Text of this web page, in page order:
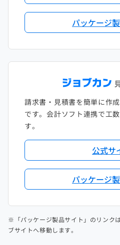
パッケージ
請求書・見積書を簡単に作
です。会計ソフト連携で工
す。
公式サ
パッケージ
※「パッケージ製品サイト」のリンク
ブサイトへ移動します。